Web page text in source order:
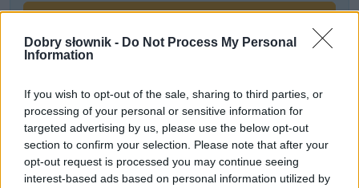
Dobry słownik - Do Not Process My Personal
Information
If you wish to opt-out of the sale, sharing to third parties, or
processing of your personal or sensitive information for
targeted advertising by us, please use the below opt-out
section to confirm your selection. Please note that after your
opt-out request is processed you may continue seeing
interest-based ads based on personal information utilized by
Często sprawdzane
O wielu wariantach zapisu i odmianie
Czyniejedenma liczbę mnogą?
Odmiana: o formach czasu przyszłego